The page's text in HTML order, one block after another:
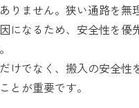
りません。狭い通路を無
になるため、安全性を優
けでなく、搬入の安全性
とが重要です。